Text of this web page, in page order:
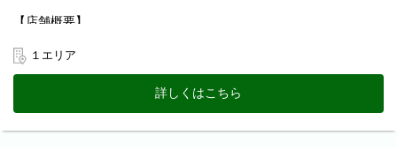
【店舗概要】
乳腺外科、精神科、整形、歯科、眼科
80枚（日平均）、2000枚（月平均）
在宅対応：有
往診同行：無
１エリア
詳しくはこちら